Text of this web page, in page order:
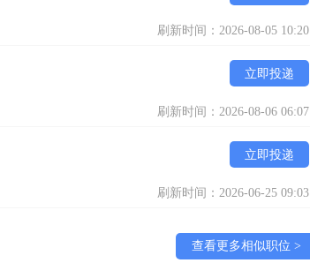
刷新时间：2026-08-05 10:20
立即投递
刷新时间：2026-08-06 06:07
立即投递
刷新时间：2026-06-25 09:03
查看更多相似职位 >